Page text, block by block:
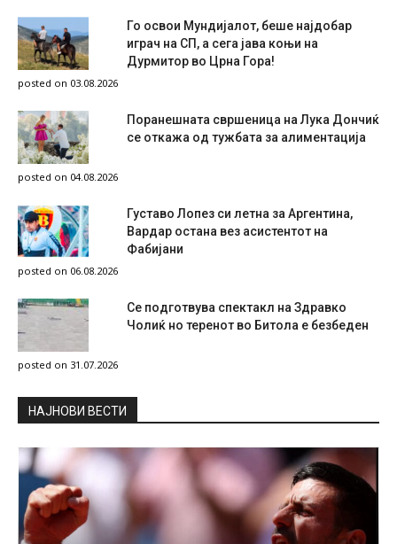
Го освои Мундијалот, беше најдобар
играч на СП, а сега јава коњи на
Дурмитор во Црна Гора!
posted on 03.08.2026
Поранешната свршеница на Лука Дончиќ
се откажа од тужбата за алиментација
posted on 04.08.2026
Густаво Лопез си летна за Аргентина,
Вардар остана вез асистентот на
Фабијани
posted on 06.08.2026
Се подготвува спектакл на Здравко
Чолиќ но теренот во Битола е безбеден
posted on 31.07.2026
НAЈНОВИ ВЕСТИ